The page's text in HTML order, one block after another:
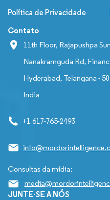
Política de Privacidade
Contato
11th Floor, Rajapushpa
Nanakramguda Rd,
Hyderabad, Telangana -
India
+1 617-765-2493
Consultas da mídia:
JUNTE-SE A NÓS